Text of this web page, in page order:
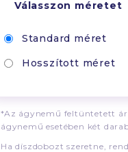
Válasszon méretet
Standard méret
Hosszított méret
*Az ágynemű feltüntetett
ágynemű esetében két
Ha díszdobozt szeretne,